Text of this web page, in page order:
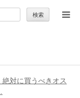
絶対に買うべきオス